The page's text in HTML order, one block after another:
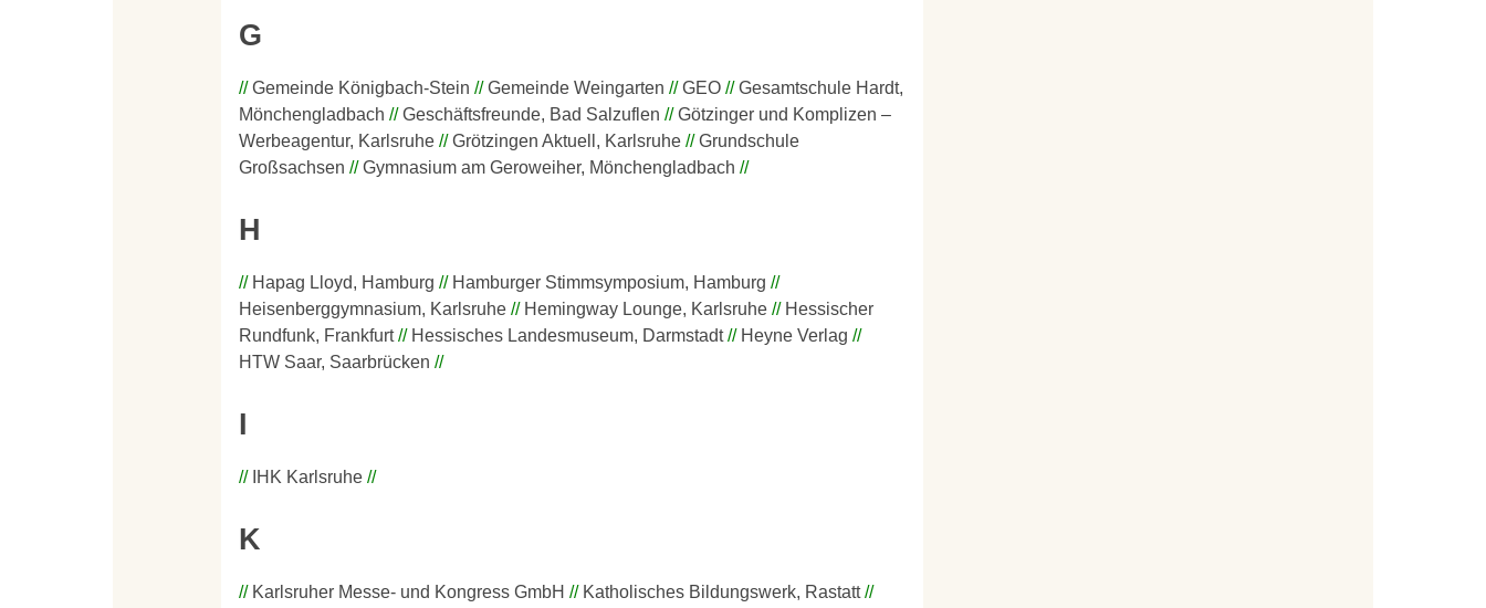
G
Gemeinde Königbach-Stein Gemeinde Weingarten GEO
Gesamtschule Hardt,
Mönchengladbach
Geschäftsfreunde, Bad Salzuflen
Götzinger und Komplizen –
Werbeagentur, Karlsruhe
Grötzingen Aktuell, Karlsruhe
Grundschule
Großsachsen
Gymnasium am Geroweiher, Mönchengladbach
H
Hapag Lloyd, Hamburg
Hamburger Stimmsymposium, Hamburg
Heisenberggymnasium, Karlsruhe
Hemingway Lounge, Karlsruhe
Hessischer
Rundfunk, Frankfurt
Hessisches Landesmuseum, Darmstadt
Heyne Verlag
HTW Saar, Saarbrücken
I
IHK Karlsruhe
K
Karlsruher Messe- und Kongress GmbH
Katholisches Bildungswerk, Rastatt